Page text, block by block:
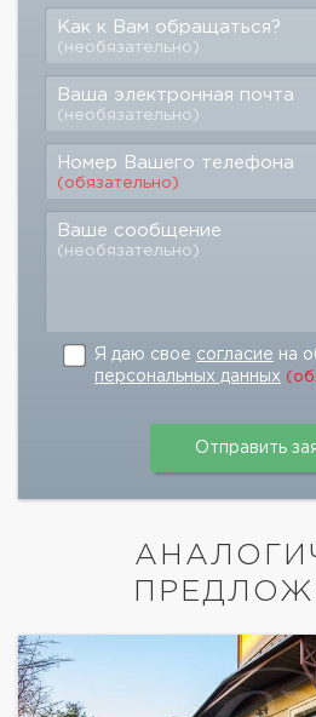
Как к Вам обращаться?
(необязательно)
Ваша электронная почта
(необязательно)
Номер Вашего телефона
(обязательно)
Ваше сообщение
(необязательно)
Я даю свое согласие на
персональных данных